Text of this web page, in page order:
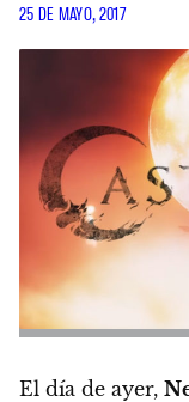
25 DE MAYO, 2017
El día de ayer,